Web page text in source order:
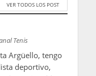
VER TODOS LOS POST
Tenis
Argüello, tengo
deportivo,